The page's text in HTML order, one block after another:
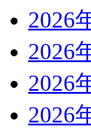
2026
2026
2026
2026